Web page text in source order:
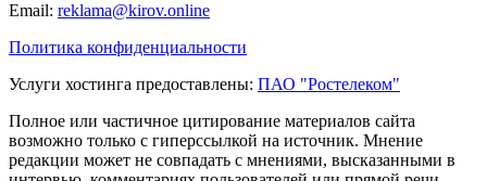
Email: reklama@kirov.online
Политика конфиденциальности
Услуги хостинга предоставлены: ПАО "Ростелеком"
Полное или частичное цитирование материалов сайта
возможно только с гиперссылкой на источник. Мнение
редакции может не совпадать с мнениями, высказанными в